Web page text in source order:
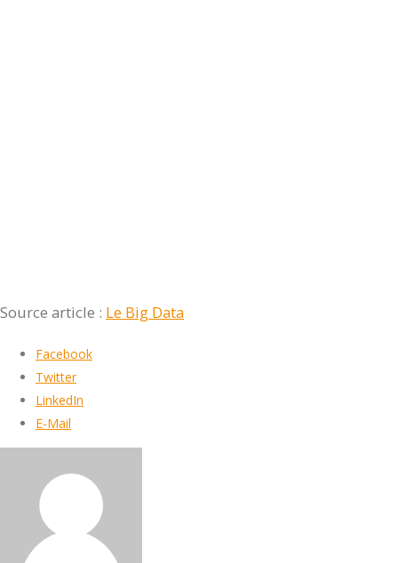
Source article : Le Big Data
Facebook
Twitter
LinkedIn
E-Mail